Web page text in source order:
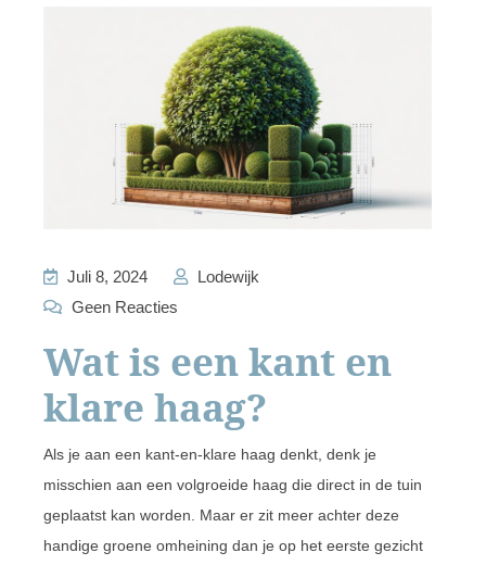
Juli 8, 2024
Lodewijk
Geen Reacties
Wat is een kant en
klare haag?
Als je aan een kant-en-klare haag denkt, denk je
misschien aan een volgroeide haag die direct in de tuin
geplaatst kan worden. Maar er zit meer achter deze
handige groene omheining dan je op het eerste gezicht